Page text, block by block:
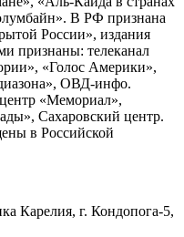
В РФ признана
России», издания
признаны: телеканал
«Голос Америки»,
ОВД-инфо.
«Мемориал»,
Сахаровский центр.
в Российской
Карелия, г. Кондопога-5,